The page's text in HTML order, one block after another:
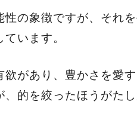
性の象徴ですが、それ
います。
があり、豊かさを愛
的を絞ったほうがた